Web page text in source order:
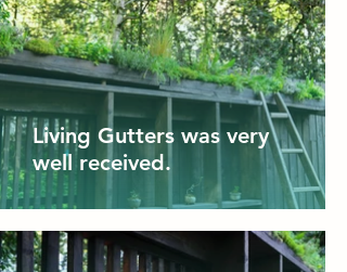
Living Gutters was very
well received.